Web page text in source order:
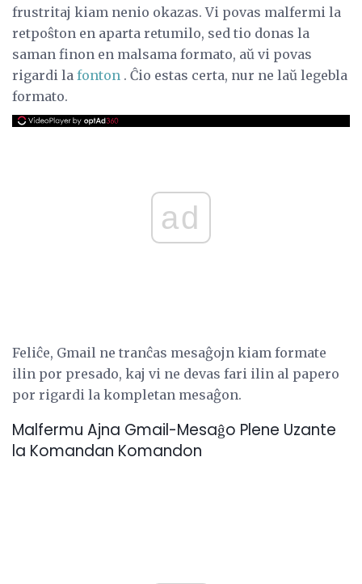
frustritaj kiam nenio okazas. Vi povas malfermi la
retpoŝton en aparta retumilo, sed tio donas la
saman finon en malsama formato, aŭ vi povas
rigardi la fonton . Ĉio estas certa, nur ne laŭ legebla
formato.
ad
Feliĉe, Gmail ne tranĉas mesaĝojn kiam formate
ilin por presado, kaj vi ne devas fari ilin al papero
por rigardi la kompletan mesaĝon.
Malfermu Ajna Gmail-Mesaĝo Plene Uzante
la Komandan Komandon